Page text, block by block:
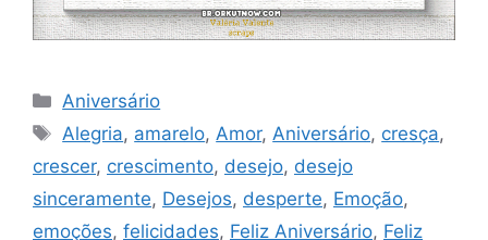
Categorias
Aniversário
Tags
Alegria, amarelo, Amor, Aniversário, cresça,
crescer, crescimento, desejo, desejo
sinceramente, Desejos, desperte, Emoção,
emoções, felicidades, Feliz Aniversário, Feliz